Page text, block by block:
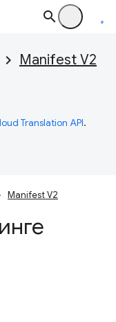
Manifest V2
Translation API.
Manifest V2